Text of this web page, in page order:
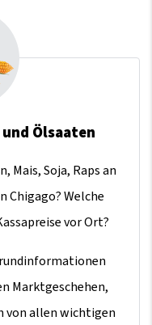
Ölsaaten
Mais, Soja, Raps an
Chigago? Welche
vor Ort?
Marktgeschehen,
von allen wichtigen